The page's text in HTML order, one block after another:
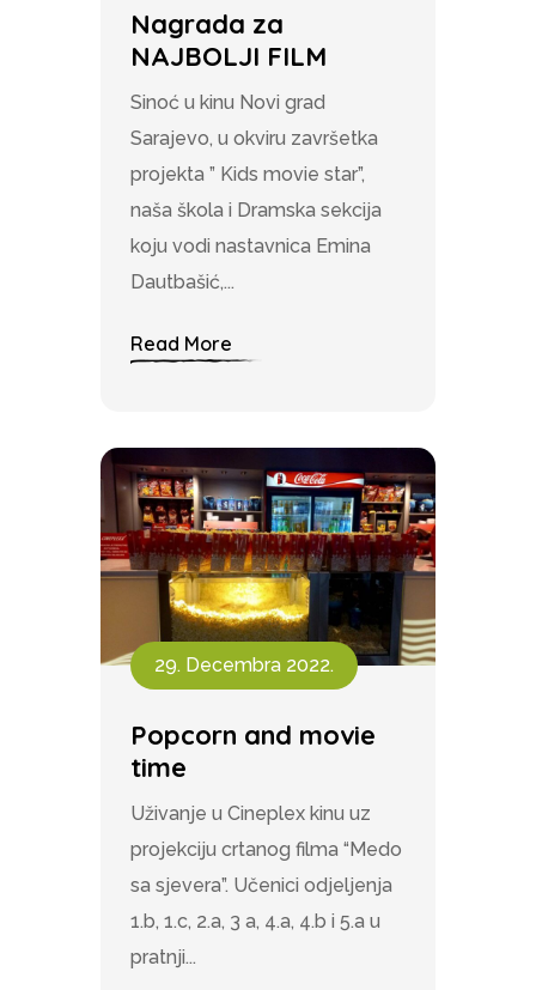
Nagrada za
NAJBOLJI FILM
Sinoć u kinu Novi grad
Sarajevo, u okviru završetka
projekta ” Kids movie star”,
naša škola i Dramska sekcija
koju vodi nastavnica Emina
Dautbašić,...
Read More
29. Decembra 2022.
Popcorn and movie
time
Uživanje u Cineplex kinu uz
projekciju crtanog filma “Medo
sa sjevera”. Učenici odjeljenja
1.b, 1.c, 2.a, 3 a, 4.a, 4.b i 5.a u
pratnji...